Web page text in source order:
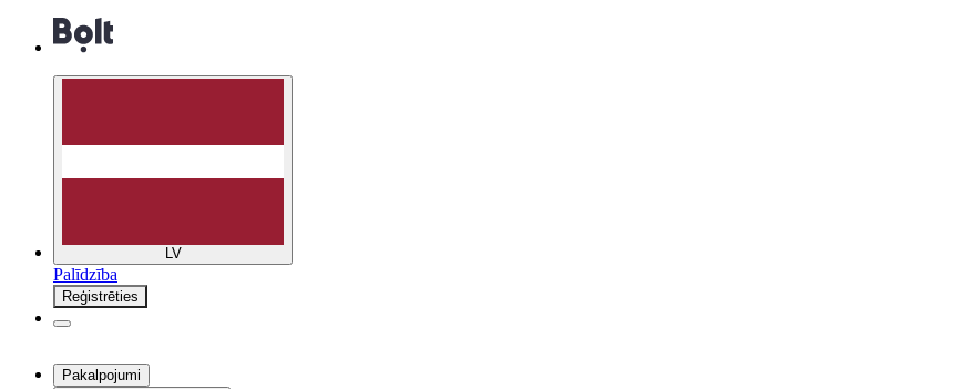
LV
Palīdzība
Reģistrēties
Pakalpojumi